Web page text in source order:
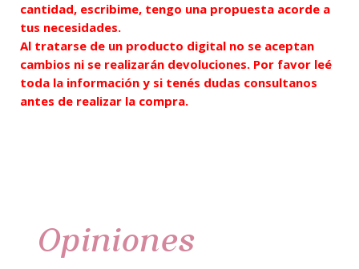
cantidad, escribime, tengo una propuesta acorde a
tus necesidades.
Al tratarse de un producto digital no se aceptan
cambios ni se realizarán devoluciones. Por favor leé
toda la información y si tenés dudas consultanos
antes de realizar la compra.
Opiniones